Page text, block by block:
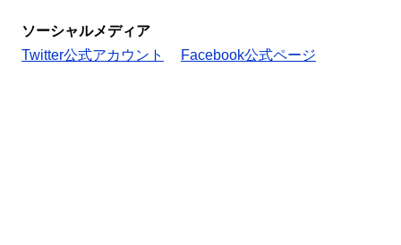
ソーシャルメディア
Twitter公式アカウント
Facebook公式ページ